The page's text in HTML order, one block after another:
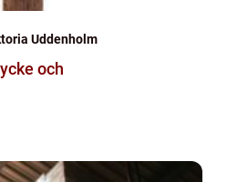
Uddenholm